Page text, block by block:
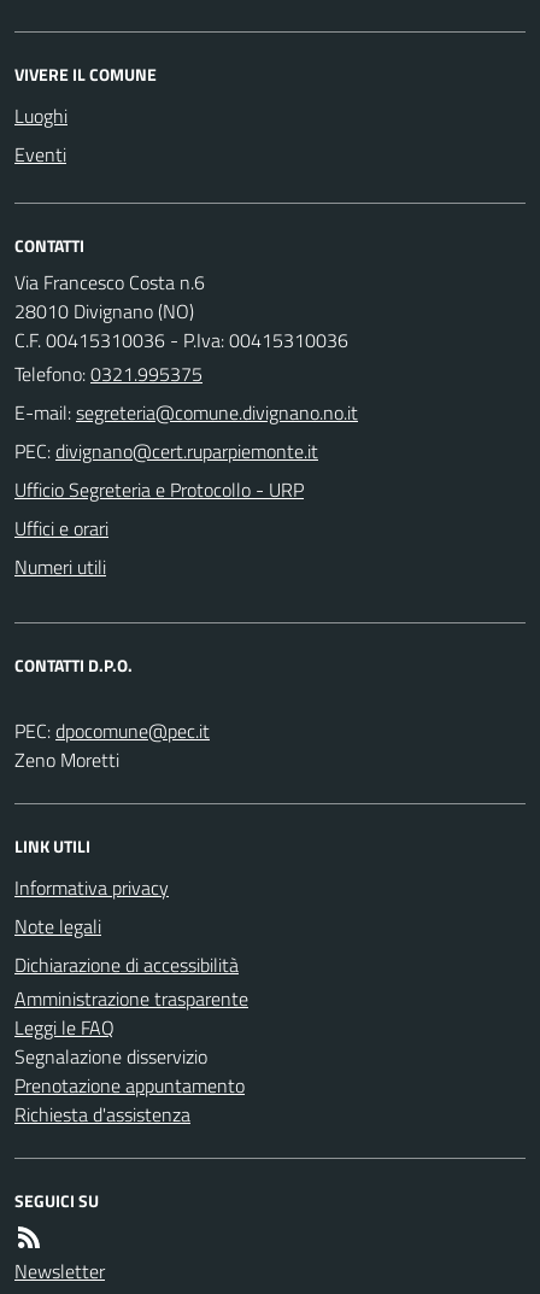
VIVERE IL COMUNE
Luoghi
Eventi
CONTATTI
Via Francesco Costa n.6
28010 Divignano (NO)
C.F. 00415310036 - P.Iva: 00415310036
Telefono:0321.995375
E-mail:
PEC:
Ufficio Segreteria e Protocollo - URP
Uffici e orari
Numeri utili
CONTATTI D.P.O.
PEC:
Zeno Moretti
LINK UTILI
Informativa privacy
Note legali
Dichiarazione di accessibilità
Amministrazione trasparente
Leggi le FAQ
Segnalazione disservizio
Prenotazione appuntamento
Richiesta d'assistenza
SEGUICI SU
Newsletter